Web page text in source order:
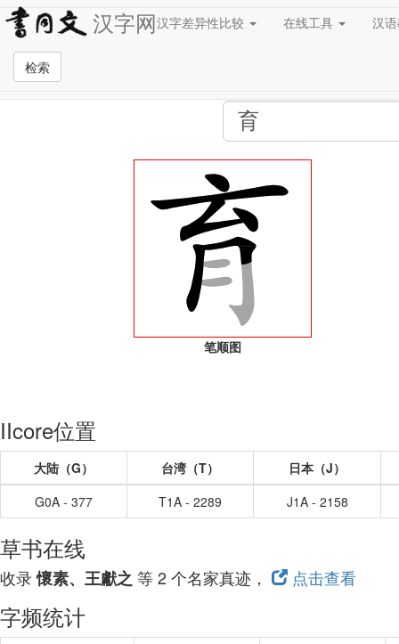
汉字网汉字差异性比较 在线工具 汉
检索
全站检索页面
笔顺图
IIcore位置
大陆（G） 台湾（T）
日本（J）
G0A - 377
T1A - 2289 J1A - 2158
草书在线
收录懷素、王獻之 等 2 个名家真迹， 点击查看
字频统计